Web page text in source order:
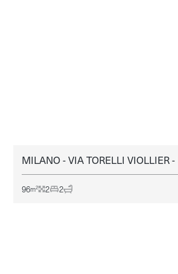
MILANO AFFITTO
MILANO - VIA TORELLI VIOLLIER
96m2 2 2